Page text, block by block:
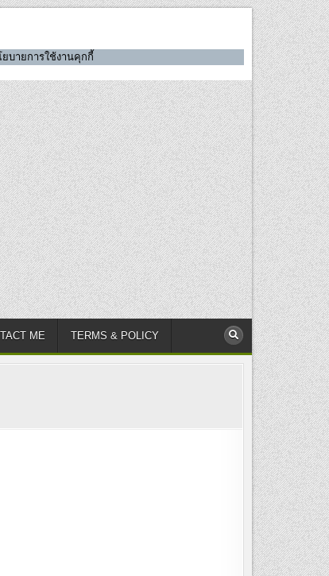
ยบายการใช้งานคุกกี้
ME TERMS & POLICY